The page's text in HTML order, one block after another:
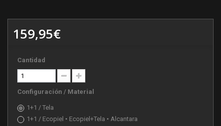
159,95€
Cantidad
Configuración / Material
1+1 / Tela
1+1 / Ecopiel • Ecopiel+Tela • Alcantara